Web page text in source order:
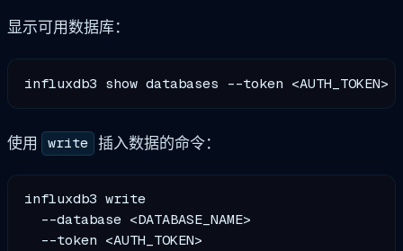
显示可用数据库：
使用 write 插入数据的命令：
influxdb3 write
--database <DATABASE_NAME>
--token <AUTH_TOKEN>